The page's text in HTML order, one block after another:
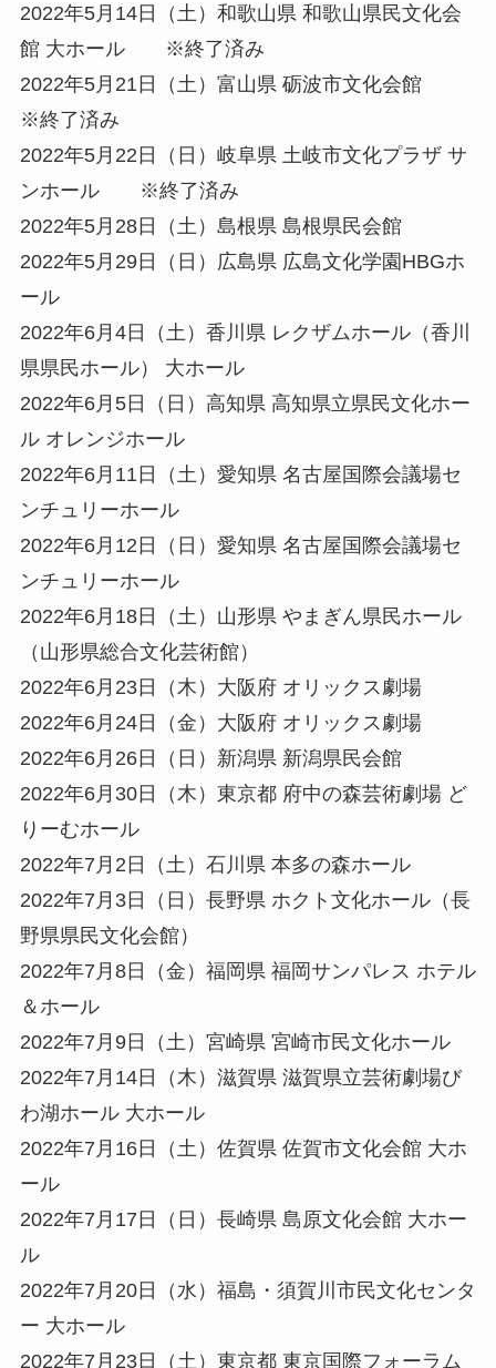
2022年5月14日（土）和歌山県 和歌山県民文化会
館 大ホール ※終了済み
2022年5月21日（土）富山県 砺波市文化会館
※終了済み
2022年5月22日（日）岐阜県 土岐市文化プラザ サ
ンホール ※終了済み
2022年5月28日（土）島根県 島根県民会館
2022年5月29日（日）広島県 広島文化学園HBGホ
ール
2022年6月4日（土）香川県 レクザムホール（香川
県県民ホール） 大ホール
2022年6月5日（日）高知県 高知県立県民文化ホー
ル オレンジホール
2022年6月11日（土）愛知県 名古屋国際会議場セ
ンチュリーホール
2022年6月12日（日）愛知県 名古屋国際会議場セ
ンチュリーホール
2022年6月18日（土）山形県 やまぎん県民ホール
（山形県総合文化芸術館）
2022年6月23日（木）大阪府 オリックス劇場
2022年6月24日（金）大阪府 オリックス劇場
2022年6月26日（日）新潟県 新潟県民会館
2022年6月30日（木）東京都 府中の森芸術劇場 ど
りーむホール
2022年7月2日（土）石川県 本多の森ホール
2022年7月3日（日）長野県 ホクト文化ホール（長
野県県民文化会館）
2022年7月8日（金）福岡県 福岡サンパレス ホテル
＆ホール
2022年7月9日（土）宮崎県 宮崎市民文化ホール
2022年7月14日（木）滋賀県 滋賀県立芸術劇場び
わ湖ホール 大ホール
2022年7月16日（土）佐賀県 佐賀市文化会館 大ホ
ール
2022年7月17日（日）長崎県 島原文化会館 大ホー
ル
2022年7月20日（水）福島・須賀川市民文化センタ
ー 大ホール
2022年7月23日（土）東京都 東京国際フォーラム